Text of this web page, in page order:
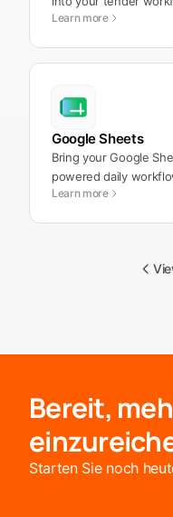
Learn more
Google Sheets
Bring your Google
powered daily
Learn more
Bereit,
Starten Sie noch